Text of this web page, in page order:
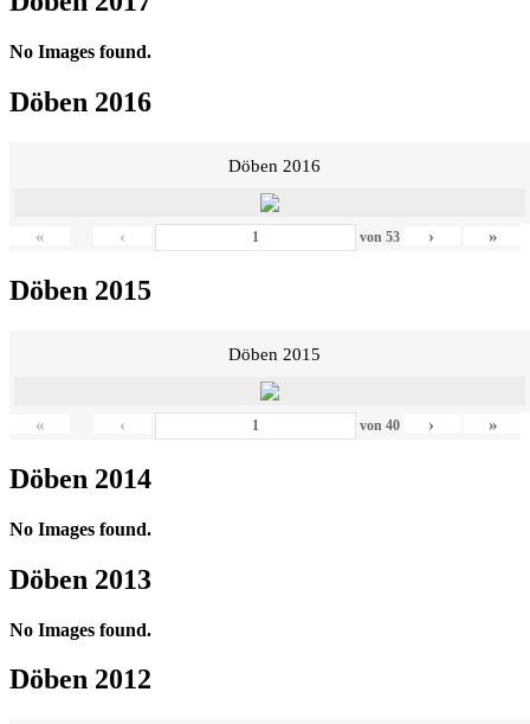
No Images found.
Döben 2016
Döben 2016
« ‹ von 53 › »
Döben 2015
Döben 2015
« ‹ von 40 › »
Döben 2014
No Images found.
Döben 2013
No Images found.
Döben 2012